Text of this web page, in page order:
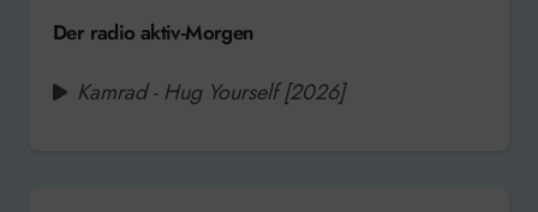
Der radio aktiv-Morgen
Kamrad - Hug Yourself [2026]